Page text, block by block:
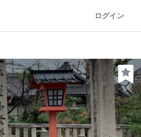
ログイン